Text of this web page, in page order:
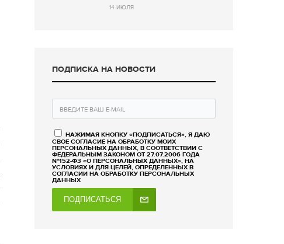
14 ИЮЛЯ
ПОДПИСКА НА НОВОСТИ
НАЖИМАЯ КНОПКУ «ПОДПИСАТЬСЯ», Я ДАЮ
СВОЕ СОГЛАСИЕ НА ОБРАБОТКУ МОИХ
ПЕРСОНАЛЬНЫХ ДАННЫХ, В СООТВЕТСТВИИ С
ФЕДЕРАЛЬНЫМ ЗАКОНОМ ОТ 27.07.2006 ГОДА
№152-ФЗ «О ПЕРСОНАЛЬНЫХ ДАННЫХ», НА
УСЛОВИЯХ И ДЛЯ ЦЕЛЕЙ, ОПРЕДЕЛЕННЫХ В
СОГЛАСИИ НА ОБРАБОТКУ ПЕРСОНАЛЬНЫХ
ДАННЫХ
ПОДПИСАТЬСЯ